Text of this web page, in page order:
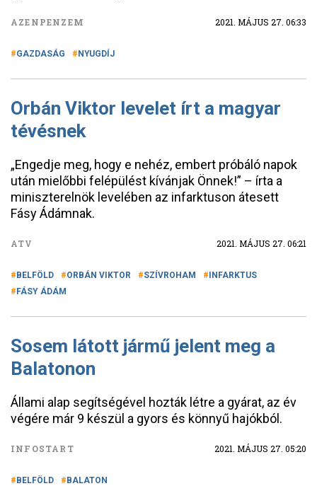
AZENPENZEM 2021. MÁJUS 27. 06:33
GAZDASÁG NYUGDÍJ
Orbán Viktor levelet írt a magyar
tévésnek
„Engedje meg, hogy e nehéz, embert próbáló napok
után mielőbbi felépülést kívánjak Önnek!” – írta a
miniszterelnök levelében az infarktuson átesett
Fásy Ádámnak.
ATV 2021. MÁJUS 27. 06:21
BELFÖLD ORBÁN VIKTOR SZÍVROHAM
INFARKTUS
FÁSY ÁDÁM
Sosem látott jármű jelent meg a
Balatonon
Állami alap segítségével hozták létre a gyárat, az év
végére már 9 készül a gyors és könnyű hajókból.
INFOSTART 2021. MÁJUS 27. 05:20
BELFÖLD BALATON